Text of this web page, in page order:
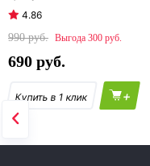
4.86
990
300
690
+